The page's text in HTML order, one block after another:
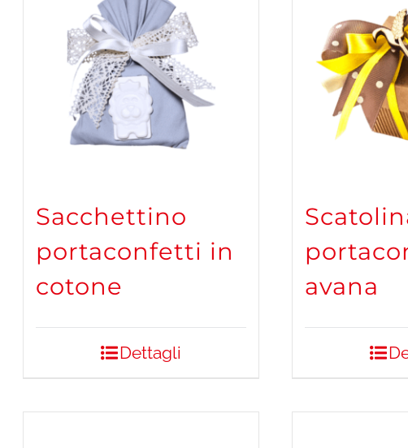
Sacchettino
portaconfetti in
cotone
Dettagli
avana